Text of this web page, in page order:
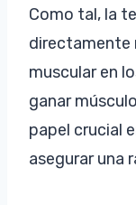
Como tal, la
directamente
muscular en
ganar
papel crucial
asegurar una